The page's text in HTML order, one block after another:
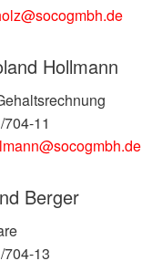
Hollmann
11
Berger
704-13